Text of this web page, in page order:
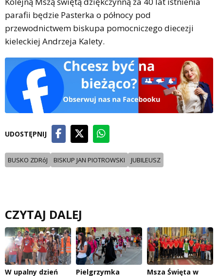
parafii będzie Pasterka o północy pod
przewodnictwem biskupa pomocniczego diecezji
kieleckiej Andrzeja Kalety.
UDOSTĘPNIJ
BUSKO ZDRóJ BISKUP JAN PIOTROWSKI JUBILEUSZ
CZYTAJ DALEJ
W upalny dzień
Pielgrzymka
Msza Święta w